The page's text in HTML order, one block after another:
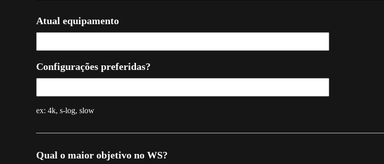
Atual equipamento
Configurações preferidas?
ex: 4k, s-log, slow
Qual o maior objetivo no WS?